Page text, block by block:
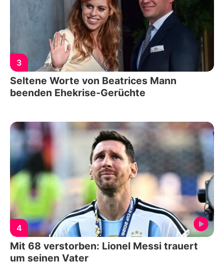
3
Seltene Worte von Beatrices Mann
beenden Ehekrise-Gerüchte
4
Mit 68 verstorben: Lionel Messi trauert
um seinen Vater